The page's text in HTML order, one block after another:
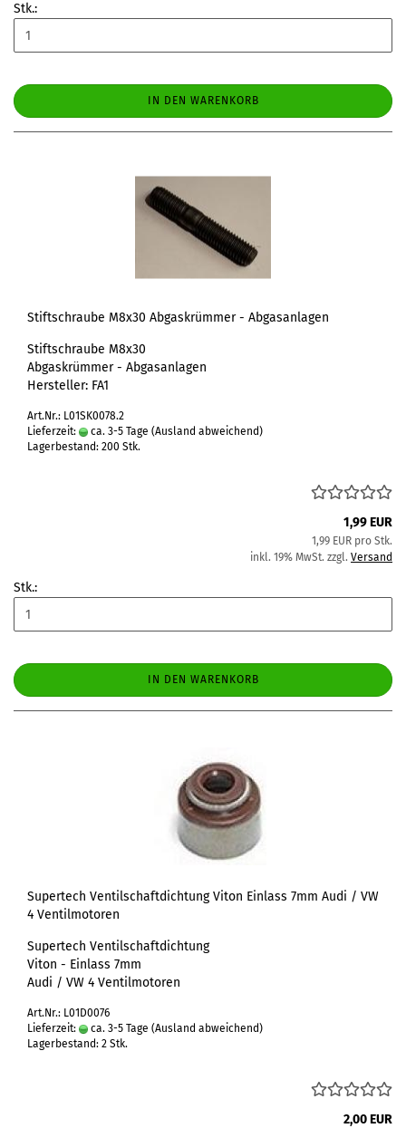
Stk.:
IN DEN WARENKORB
Stiftschraube M8x30 Abgaskrümmer - Abgasanlagen
Stiftschraube M8x30
Abgaskrümmer - Abgasanlagen
Hersteller: FA1
Art.Nr.: L01SK0078.2
Lieferzeit:
ca. 3-5 Tage (Ausland abweichend)
Lagerbestand: 200 Stk.
1,99 EUR
1,99 EUR pro Stk.
inkl. 19% MwSt. zzgl. Versand
Stk.:
IN DEN WARENKORB
Supertech Ventilschaftdichtung Viton Einlass 7mm Audi / VW
4 Ventilmotoren
Supertech Ventilschaftdichtung
Viton - Einlass 7mm
Audi / VW 4 Ventilmotoren
Art.Nr.: L01D0076
Lieferzeit:
ca. 3-5 Tage (Ausland abweichend)
Lagerbestand: 2 Stk.
2,00 EUR